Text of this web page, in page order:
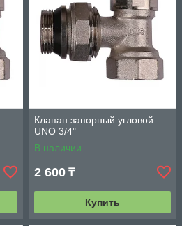
Клапан запорный угловой
UNO 3/4"
В наличии
2 600 ₸
Купить